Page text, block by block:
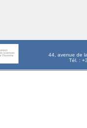
44, avenue de
Tél. :